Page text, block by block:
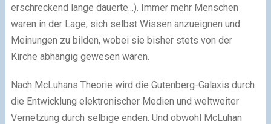
erschreckend lange dauerte...). Immer mehr Menschen
waren in der Lage, sich selbst Wissen anzueignen und
Meinungen zu bilden, wobei sie bisher stets von der
Kirche abhängig gewesen waren.
Nach McLuhans Theorie wird die Gutenberg-Galaxis durch
die Entwicklung elektronischer Medien und weltweiter
Vernetzung durch selbige enden. Und obwohl McLuhan